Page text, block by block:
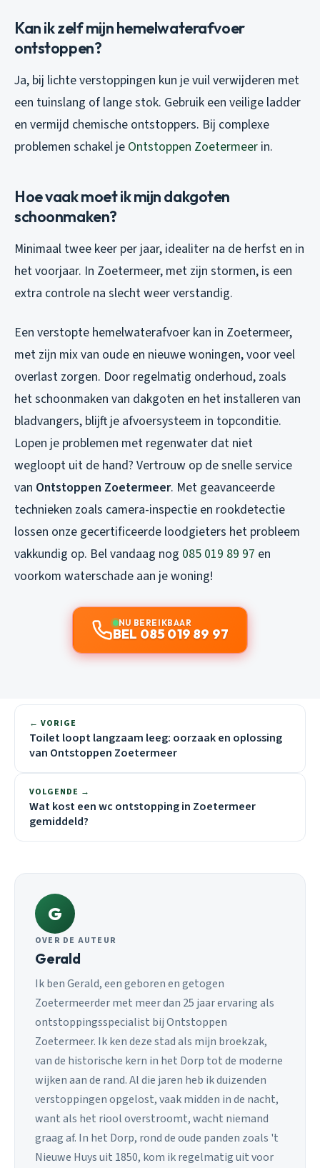
Kan ik zelf mijn hemelwaterafvoer
ontstoppen?
Ja, bij lichte verstoppingen kun je vuil verwijderen met
een tuinslang of lange stok. Gebruik een veilige ladder
en vermijd chemische ontstoppers. Bij complexe
problemen schakel je Ontstoppen Zoetermeer in.
Hoe vaak moet ik mijn dakgoten
schoonmaken?
Minimaal twee keer per jaar, idealiter na de herfst en in
het voorjaar. In Zoetermeer, met zijn stormen, is een
extra controle na slecht weer verstandig.
Een verstopte hemelwaterafvoer kan in Zoetermeer,
met zijn mix van oude en nieuwe woningen, voor veel
overlast zorgen. Door regelmatig onderhoud, zoals
het schoonmaken van dakgoten en het installeren van
bladvangers, blijft je afvoersysteem in topconditie.
Lopen je problemen met regenwater dat niet
wegloopt uit de hand? Vertrouw op de snelle service
van Ontstoppen Zoetermeer. Met geavanceerde
technieken zoals camera-inspectie en rookdetectie
lossen onze gecertificeerde loodgieters het probleem
vakkundig op. Bel vandaag nog 085 019 89 97 en
voorkom waterschade aan je woning!
NU BEREIKBAAR
BEL 085 019 89 97
← VORIGE
Toilet loopt langzaam leeg: oorzaak en oplossing
van Ontstoppen Zoetermeer
VOLGENDE →
Wat kost een wc ontstopping in Zoetermeer
gemiddeld?
G
OVER DE AUTEUR
Gerald
Ik ben Gerald, een geboren en getogen
Zoetermeerder met meer dan 25 jaar ervaring als
ontstoppingsspecialist bij Ontstoppen
Zoetermeer. Ik ken deze stad als mijn broekzak,
van de historische kern in het Dorp tot de moderne
wijken aan de rand. Al die jaren heb ik duizenden
verstoppingen opgelost, vaak midden in de nacht,
want als het riool overstroomt, wacht niemand
graag af. In het Dorp, rond de oude panden zoals 't
Nieuwe Huys uit 1850, kom ik regelmatig uit voor